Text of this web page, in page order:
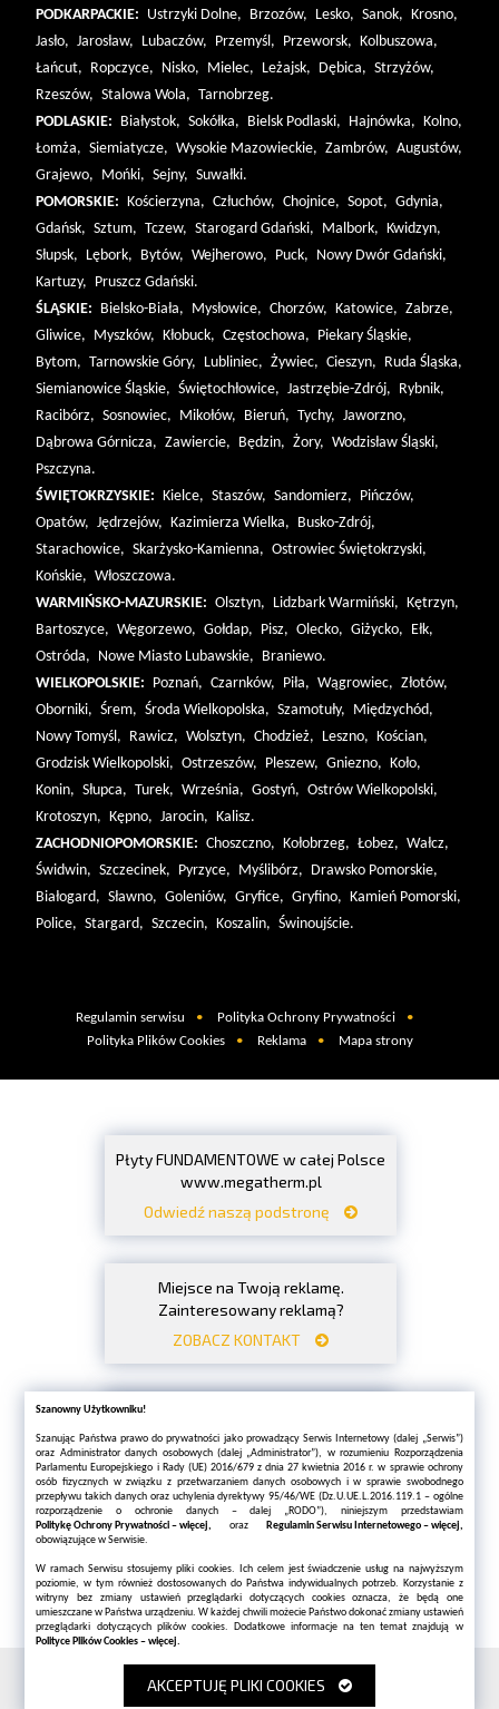
PODKARPACKIE: Ustrzyki Dolne, Brzozów, Lesko, Sanok, Krosno,
Jasło, Jarosław, Lubaczów, Przemyśl, Przeworsk, Kolbuszowa,
Łańcut, Ropczyce, Nisko, Mielec, Leżajsk, Dębica, Strzyżów,
Rzeszów, Stalowa Wola, Tarnobrzeg.
PODLASKIE: Białystok, Sokółka, Bielsk Podlaski, Hajnówka, Kolno,
Łomża, Siemiatycze, Wysokie Mazowieckie, Zambrów, Augustów,
Grajewo, Mońki, Sejny, Suwałki.
POMORSKIE: Kościerzyna, Człuchów, Chojnice, Sopot, Gdynia,
Gdańsk, Sztum, Tczew, Starogard Gdański, Malbork, Kwidzyn,
Słupsk, Lębork, Bytów, Wejherowo, Puck, Nowy Dwór Gdański,
Kartuzy, Pruszcz Gdański.
ŚLĄSKIE: Bielsko-Biała, Mysłowice, Chorzów, Katowice, Zabrze,
Gliwice, Myszków, Kłobuck, Częstochowa, Piekary Śląskie,
Bytom, Tarnowskie Góry, Lubliniec, Żywiec, Cieszyn, Ruda Śląska,
Siemianowice Śląskie, Świętochłowice, Jastrzębie-Zdrój, Rybnik,
Racibórz, Sosnowiec, Mikołów, Bieruń, Tychy, Jaworzno,
Dąbrowa Górnicza, Zawiercie, Będzin, Żory, Wodzisław Śląski,
Pszczyna.
ŚWIĘTOKRZYSKIE: Kielce, Staszów, Sandomierz, Pińczów,
Opatów, Jędrzejów, Kazimierza Wielka, Busko-Zdrój,
Starachowice, Skarżysko-Kamienna, Ostrowiec Świętokrzyski,
Końskie, Włoszczowa.
WARMIŃSKO-MAZURSKIE: Olsztyn, Lidzbark Warmiński, Kętrzyn,
Bartoszyce, Węgorzewo, Gołdap, Pisz, Olecko, Giżycko, Ełk,
Ostróda, Nowe Miasto Lubawskie, Braniewo.
WIELKOPOLSKIE: Poznań, Czarnków, Piła, Wągrowiec, Złotów,
Oborniki, Śrem, Środa Wielkopolska, Szamotuły, Międzychód,
Nowy Tomyśl, Rawicz, Wolsztyn, Chodzież, Leszno, Kościan,
Grodzisk Wielkopolski, Ostrzeszów, Pleszew, Gniezno, Koło,
Konin, Słupca, Turek, Września, Gostyń, Ostrów Wielkopolski,
Krotoszyn, Kępno, Jarocin, Kalisz.
ZACHODNIOPOMORSKIE: Choszczno, Kołobrzeg, Łobez, Wałcz,
Świdwin, Szczecinek, Pyrzyce, Myślibórz, Drawsko Pomorskie,
Białogard, Sławno, Goleniów, Gryfice, Gryfino, Kamień Pomorski,
Police, Stargard, Szczecin, Koszalin, Świnoujście.
Regulamin serwisu
Polityka Ochrony Prywatności
Polityka Plików Cookies
Reklama Mapa strony
Płyty FUNDAMENTOWE w całej Polsce
www.megatherm.pl
Odwiedź naszą podstronę
Miejsce na Twoją reklamę.
Zainteresowany reklamą?
ZOBACZ KONTAKT
Zainteresowany reklamą?
ZOBACZ KONTAKT
Zainteresowany reklamą?
SPRAWDŹ OFERTĘ
Szanowny Użytkowniku!
Szanując Państwa prawo do prywatności jako prowadzący Serwis Internetowy (dalej „Serwis”)
oraz Administrator danych osobowych (dalej „Administrator”), w rozumieniu Rozporządzenia
Parlamentu Europejskiego i Rady (UE) 2016/679 z dnia 27 kwietnia 2016 r. w sprawie ochrony
osób fizycznych w związku z przetwarzaniem danych osobowych i w sprawie swobodnego
przepływu takich danych oraz uchylenia dyrektywy 95/46/WE (Dz.U.UE.L.2016.119.1 – ogólne
rozporządzenie o ochronie danych – dalej „RODO”), niniejszym przedstawiam
Politykę Ochrony Prywatności – więcej,
oraz
Regulamin Serwisu Internetowego – więcej,
obowiązujące w Serwisie.
W ramach Serwisu stosujemy pliki cookies. Ich celem jest świadczenie usług na najwyższym
poziomie, w tym również dostosowanych do Państwa indywidualnych potrzeb. Korzystanie z
witryny bez zmiany ustawień przeglądarki dotyczących cookies oznacza, że będą one
umieszczane w Państwa urządzeniu. W każdej chwili możecie Państwo dokonać zmiany ustawień
przeglądarki dotyczących plików cookies. Dodatkowe informacje na ten temat znajdują w
Polityce Plików Cookies – więcej.
AKCEPTUJĘ PLIKI COOKIES